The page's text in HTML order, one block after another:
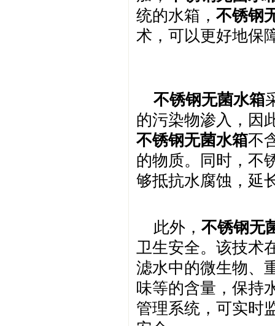
统的水箱， 不锈钢
术，可以更好地保
不锈钢无菌水箱
的污染物渗入，因
不锈钢无菌水箱不
的物质。同时，不
够抵抗水腐蚀，延
此外， 不锈钢无
卫生安全。该技术
滤水中的微生物、
味等的含量，保持
管理系统，可实时